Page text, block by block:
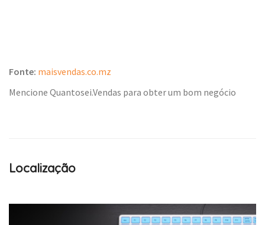
Fonte: maisvendas.co.mz
Mencione Quantosei.Vendas para obter um bom negócio
Localização